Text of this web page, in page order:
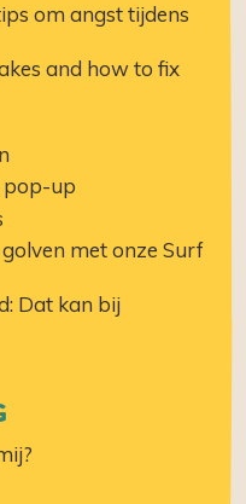
om angst tijdens
and how to fix
pop-up
met onze Surf
Dat kan bij